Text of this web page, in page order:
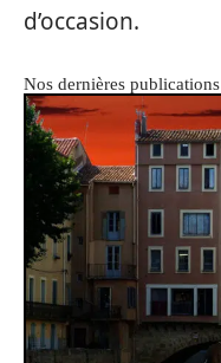
d’occasion.
Nos dernières publications